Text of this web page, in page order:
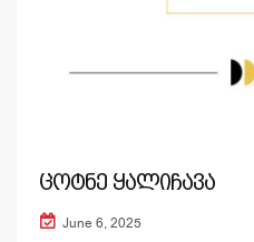
ცოტნე ყალიჩავა
June 6, 2025